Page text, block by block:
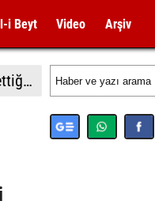
i Beyt Video Arşiv
İsrail'in Gazze'de ateşkesin ikinci aşamasının uygulanmasına ilişkin yeni yol haritasını reddettiği bildirildi